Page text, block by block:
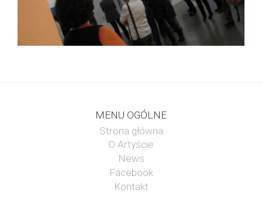
MENU OGÓLNE
Strona główna
O Artyście
News
Facebook
Kontakt